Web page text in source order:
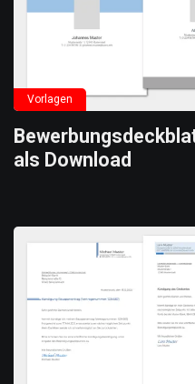
Vorlagen
als Download